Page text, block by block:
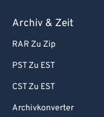
Archiv & Zeit
RAR Zu Zip
PST Zu EST
CST Zu EST
Archivkonverter